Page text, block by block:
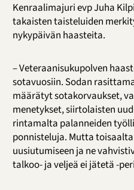
Kenraalimajuri evp Juha
takaisten taisteluiden
nykypäivän haasteita.
– Veteraanisukupolven
sotavuosiin. Sodan
määrätyt sotakorvaukset,
menetykset, siirtolaisten
rintamalta palanneiden
ponnisteluja. Mutta
uusiutumiseen ja ne
talkoo- ja veljeä ei jätetä -